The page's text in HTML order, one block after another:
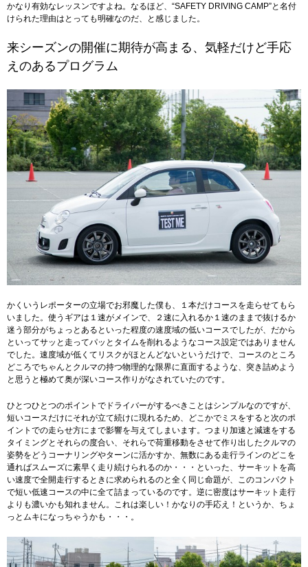
かなり有効なレッスンですよね。なるほど、“SAFETY DRIVING CAMP”と名付
けられた理由はとっても明確なのだ、と感じました。
来シーズンの開催に期待が高まる、気軽だけど手応
えのあるプログラム
かくいうレポーターの立場でお邪魔した僕も、１本だけコースを走らせてもら
いました。使うギアは１速がメインで、２速に入れるか１速のままで抜けるか
迷う部分がちょっとあるといった程度の速度域の低いコースでしたが、だから
といってサッと走ってパッとタイムを削れるようなコース設定ではありません
でした。速度域が低くてリスクがほとんどないというだけで、コースのところ
どころでちゃんとクルマの持つ物理的な限界に直面するような、突き詰めよう
と思うと極めて奥が深いコース作りがなされていたのです。
ひとつひとつのポイントでドライバーがするべきことはシンプルなのですが、
短いコースだけにそれが立て続けに現れるため、どこかでミスをすると次のポ
イントでの走らせ方にまで影響を与えてしまいます。つまり加速と減速をする
タイミングとそれらの度合い、それらで荷重移動をさせて作り出したクルマの
姿勢をどうコーナリングやターンに活かすか、無数にある走行ラインのどこを
通ればスムーズに素早く走り続けられるのか・・・といった、サーキットを高
い速度で全開走行するときに求められるのと全く同じ命題が、このコンパクト
で短い低速コースの中に全て詰まっているのです。逆に密度はサーキット走行
よりも濃いかも知れません。これは楽しい！かなりの手応え！というか、ちょ
っとムキになっちゃうかも・・・。